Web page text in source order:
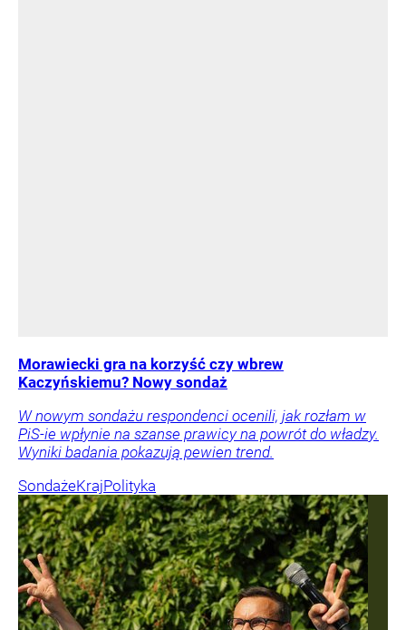
Morawiecki gra na korzyść czy wbrew
Kaczyńskiemu? Nowy sondaż
W nowym sondażu respondenci ocenili, jak rozłam w
PiS-ie wpłynie na szanse prawicy na powrót do władzy.
Wyniki badania pokazują pewien trend.
SondażeKrajPolityka